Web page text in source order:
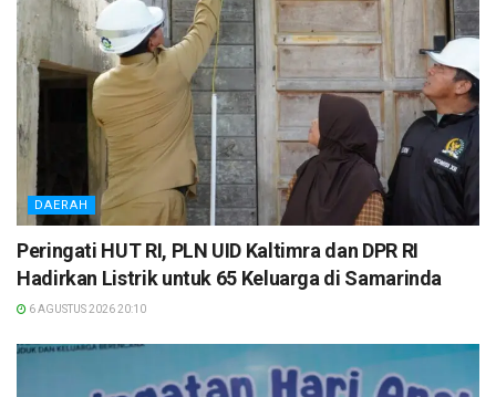
DAERAH
Peringati HUT RI, PLN UID Kaltimra dan DPR RI
Hadirkan Listrik untuk 65 Keluarga di Samarinda
6 AGUSTUS 2026 20:10